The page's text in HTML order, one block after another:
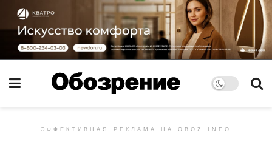
ЭФФЕКТИВНАЯ РЕКЛАМА НА OBOZ.INFO